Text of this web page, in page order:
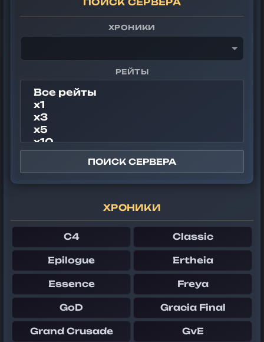
ПОИСК СЕРВЕРА
ХРОНИКИ
РЕЙТЫ
ПОИСК СЕРВЕРА
ХРОНИКИ
C4 Classic
Epilogue Ertheia
Essence Freya
GoD Gracia Final
Grand Crusade GvE